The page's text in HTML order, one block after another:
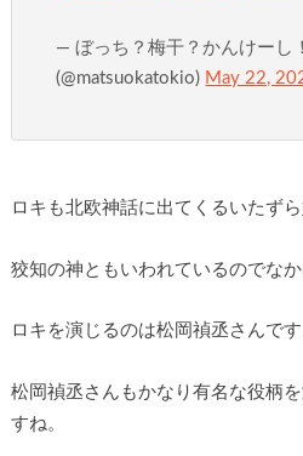
— ぼっち？梅干？かんけーし
(@matsuokatokio) May 22,
ロキも北欧神話に出てくるいたずら
狡知の神ともいわれているのでな
ロキを演じるのは松岡禎丞さんです
松岡禎丞さんもかなり有名な役柄
すね。